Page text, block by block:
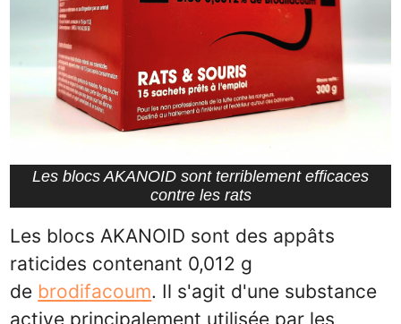
Les blocs AKANOID sont terriblement efficaces
contre les rats
Les blocs AKANOID sont des appâts
raticides contenant 0,012 g
de brodifacoum. Il s'agit d'une substance
active principalement utilisée par les